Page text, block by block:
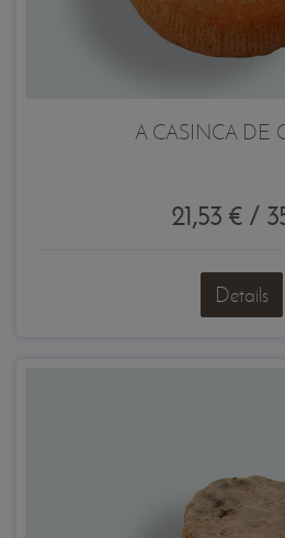
A CASINCA DE
21,53 € /
Details